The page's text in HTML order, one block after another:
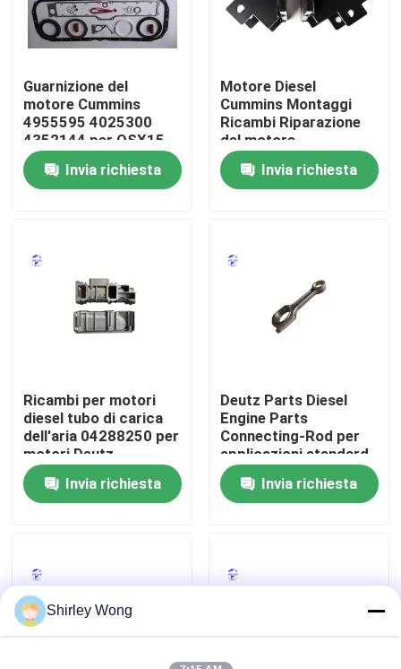
Casa
Chi siamo
Fatory Tour
Contattaci
Richiedere un preventivo
Motore di
Guarnizione del
motore Cummins
4955595 4025300
4352144 per QSX15
ISX15
Invia richiesta
Motore Diesel
Cummins Montaggi
Ricambi Riparazione
del motore
Invia richiesta
Ricambi per motori
diesel tubo di carica
dell'aria 04288250 per
motori Deutz
Invia richiesta
Deutz Parts Diesel
Engine Parts
Connecting-Rod per
applicazioni standard
Invia richiesta
Shirley Wong